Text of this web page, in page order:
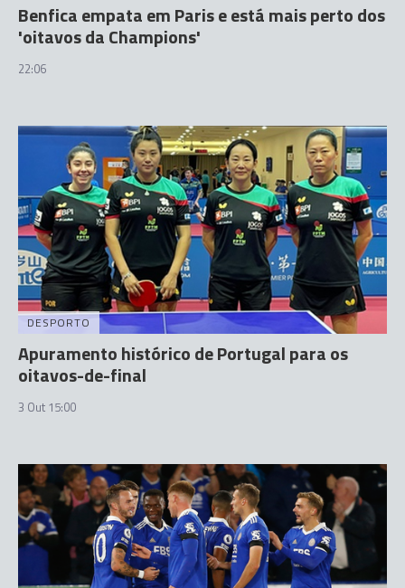
Benfica empata em Paris e está mais perto dos
'oitavos da Champions'
22:06
DESPORTO
Apuramento histórico de Portugal para os
oitavos-de-final
3 Out 15:00